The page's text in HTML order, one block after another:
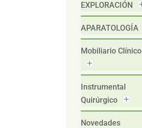
EXPLORACIÓN
APARATOLOGÍA
Mobiliario Clínico
Instrumental
Quirúrgico
Novedades